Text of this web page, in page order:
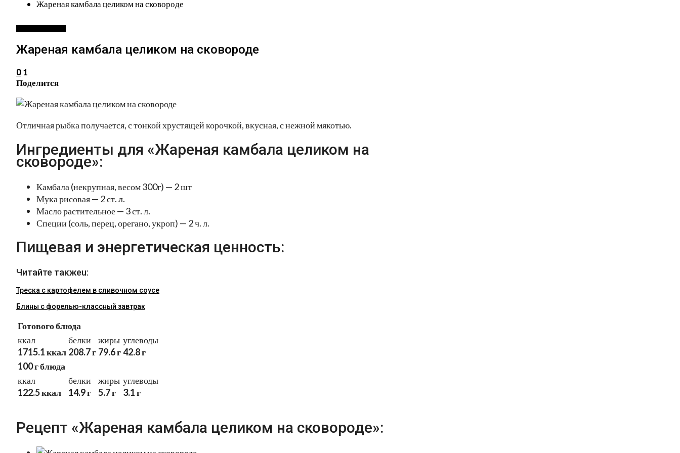
Жареная камбала целиком на сковороде
Жареная камбала целиком на сковороде
0 1
Поделится
Отличная рыбка получается, с тонкой хрустящей корочкой, вкусная, с нежной мякотью.
Ингредиенты для «Жареная камбала целиком на
сковороде»:
Камбала (некрупная, весом 300г) — 2 шт
Мука рисовая — 2 ст. л.
Масло растительное — 3 ст. л.
Специи (соль, перец, орегано, укроп) — 2 ч. л.
Пищевая и энергетическая ценность:
Читайте такжеu:
Треска с картофелем в сливочном соусе
Блины с форелью-классный завтрак
Готового блюда
ккал
1715.1 ккал
белки
208.7 г
жиры
79.6 г
углеводы
42.8 г
100 г блюда
ккал
122.5 ккал
белки
14.9 г
жиры
5.7 г
углеводы
3.1 г
Рецепт «Жареная камбала целиком на сковороде»: